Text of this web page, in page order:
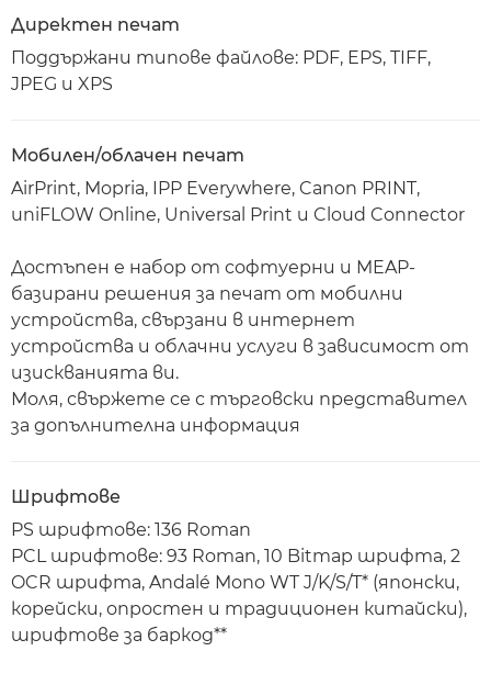
Директен печат
Поддържани типове файлове: PDF, EPS, TIFF,
JPEG и XPS
Мобилен/облачен печат
AirPrint, Mopria, IPP Everywhere, Canon PRINT,
uniFLOW Online, Universal Print и Cloud Connector
Достъпен е набор от софтуерни и MEAP-
базирани решения за печат от мобилни
устройства, свързани в интернет
устройства и облачни услуги в зависимост от
изискванията ви.
Моля, свържете се с търговски представител
за допълнителна информация
Шрифтове
PS шрифтове: 136 Roman
PCL шрифтове: 93 Roman, 10 Bitmap шрифта, 2
OCR шрифта, Andalé Mono WT J/K/S/T* (японски,
корейски, опростен и традиционен китайски),
шрифтове за баркод**